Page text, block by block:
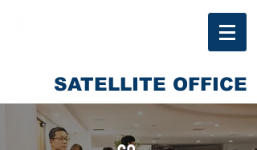
SATELLITE OFFICE